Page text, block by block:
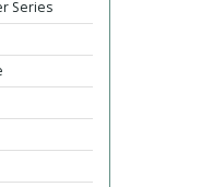
Series